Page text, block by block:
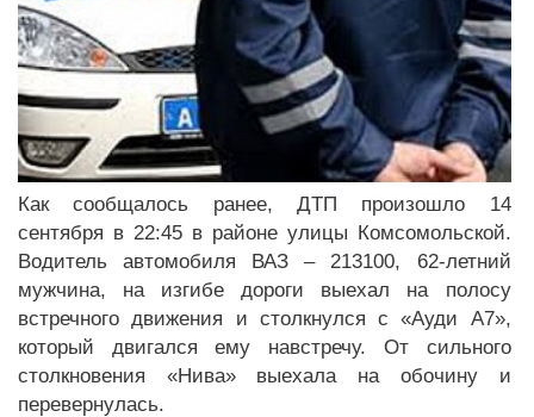
Как сообщалось ранее, ДТП произошло 14
сентября в 22:45 в районе улицы Комсомольской.
Водитель автомобиля ВАЗ – 213100, 62-летний
мужчина, на изгибе дороги выехал на полосу
встречного движения и столкнулся с «Ауди А7»,
который двигался ему навстречу. От сильного
столкновения «Нива» выехала на обочину и
перевернулась.